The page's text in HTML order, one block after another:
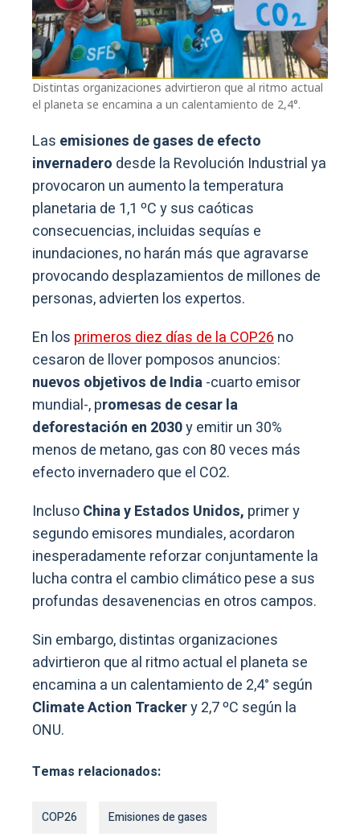
Distintas organizaciones advirtieron que al ritmo actual
el planeta se encamina a un calentamiento de 2,4°.
Las emisiones de gases de efecto
invernadero desde la Revolución Industrial ya
provocaron un aumento la temperatura
planetaria de 1,1 ºC y sus caóticas
consecuencias, incluidas sequías e
inundaciones, no harán más que agravarse
provocando desplazamientos de millones de
personas, advierten los expertos.
En los primeros diez días de la COP26no
cesaron de llover pomposos anuncios:
nuevos objetivos de India-cuarto emisor
mundial-, promesas de cesar la
deforestación en 2030y emitir un 30%
menos de metano, gas con 80 veces más
efecto invernadero que el CO2.
InclusoChina y Estados Unidos, primer y
segundo emisores mundiales, acordaron
inesperadamente reforzar conjuntamente la
lucha contra el cambio climático pese a sus
profundas desavenencias en otros campos.
Sin embargo, distintas organizaciones
advirtieron que al ritmo actual el planeta se
encamina a un calentamiento de 2,4° según
Climate Action Trackery 2,7 ºC según la
ONU.
Temas relacionados:
COP26 Emisiones de gases